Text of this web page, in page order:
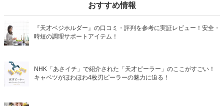
おすすめ情報
『天才ベジホルダー』の口コミ・評判を参考に実証レビュー！安全・
時短の調理サポートアイテム！
NHK「あさイチ」で紹介された「天才ピーラー」のここがすごい！
キャベツがほわほわ4枚刃ピーラーの魅力に迫る！